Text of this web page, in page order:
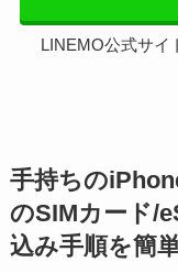
LINEMO公式サイ
手持ちの
のSIMカード/
込み手順を簡